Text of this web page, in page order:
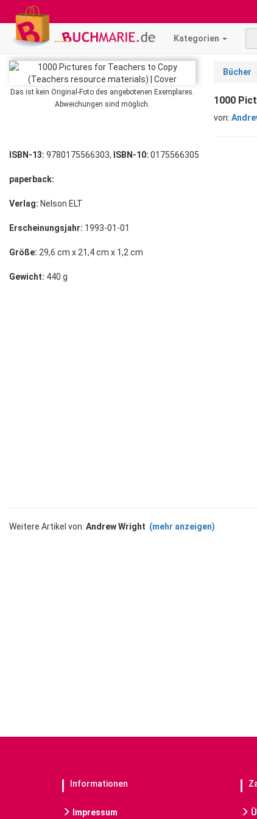
Kategorien
Das ist kein Original-Foto des angebotenen Exemplares.
Abweichungen sind möglich.
Bücher
1000
von:
ISBN-13: 9780175566303, ISBN-10: 0175566305
paperback:
Verlag: Nelson ELT
Erscheinungsjahr: 1993-01-01
Größe: 29,6 cm x 21,4 cm x 1,2 cm
Gewicht: 440 g
Weitere Artikel von: Andrew Wright (mehr anzeigen)
Informationen
Impressum